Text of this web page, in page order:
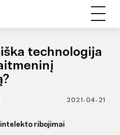
technologija
2021-04-21
ribojimai